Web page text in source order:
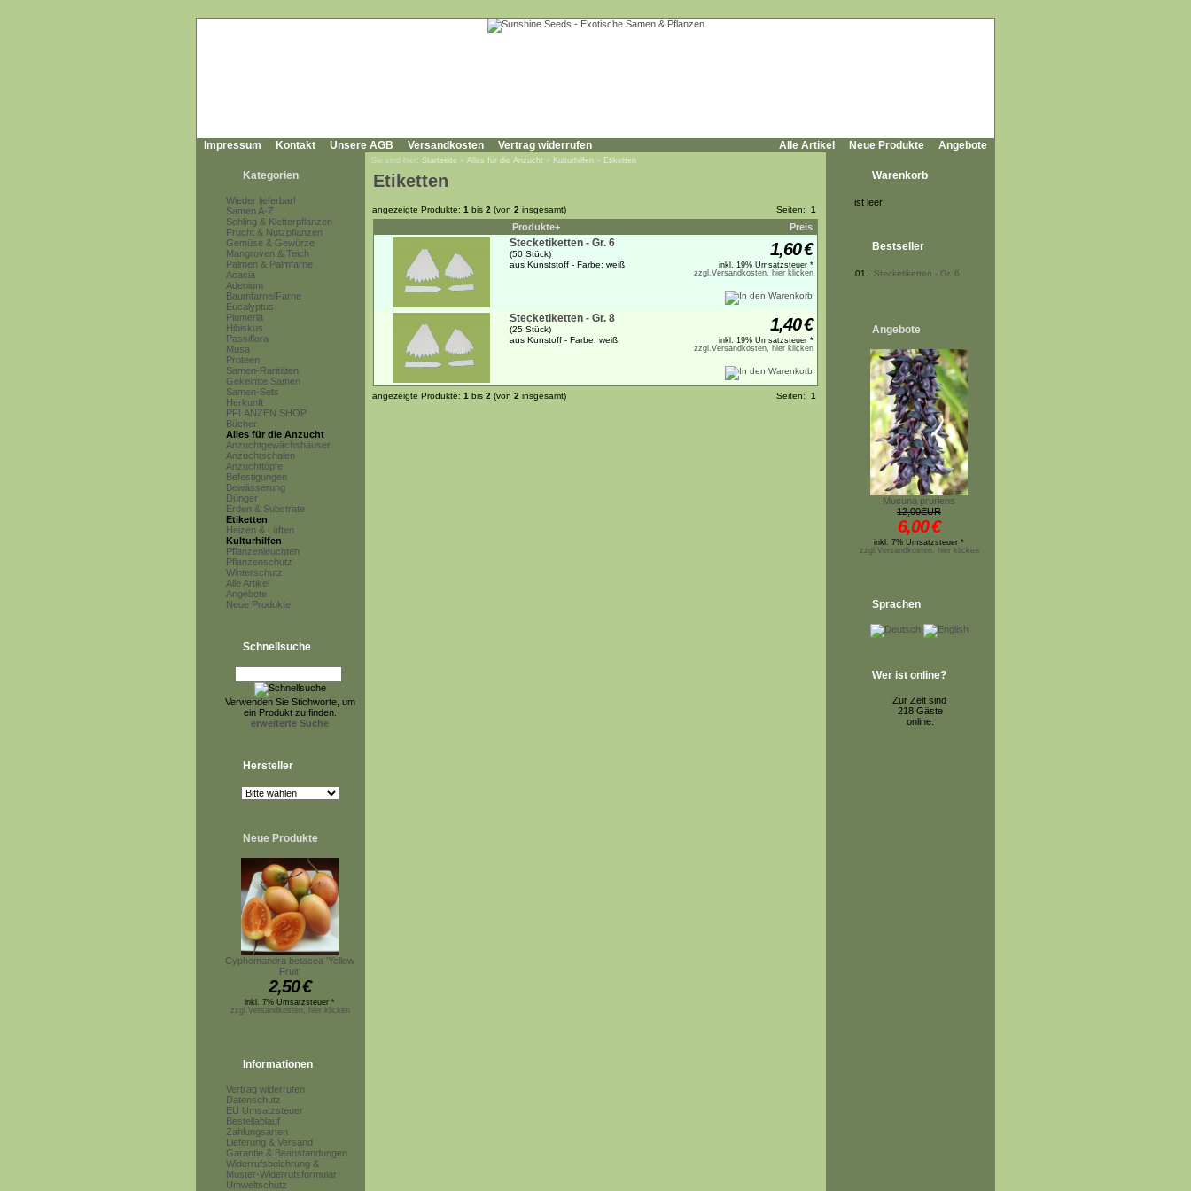
Impressum Kontakt Unsere AGB Versandkosten Vertrag widerrufen Alle Artikel Neue Produkte Angebote
Kategorien
Wieder lieferbar!
Samen A-Z
Schling & Kletterpflanzen
Frucht & Nutzpflanzen
Gemüse & Gewürze
Mangroven & Teich
Palmen & Palmfarne
Acacia
Adenium
Baumfarne/Farne
Eucalyptus
Plumeria
Hibiskus
Passiflora
Musa
Proteen
Samen-Raritäten
Gekeimte Samen
Samen-Sets
Herkunft
PFLANZEN SHOP
Bücher
Alles für die Anzucht
Anzuchtgewächshäuser
Anzuchtschalen
Anzuchttöpfe
Befestigungen
Bewässerung
Dünger
Erden & Substrate
Etiketten
Heizen & Lüften
Kulturhilfen
Pflanzenleuchten
Pflanzenschutz
Winterschutz
Alle Artikel
Angebote
Neue Produkte
Schnellsuche
Verwenden Sie Stichworte, um
ein Produkt zu finden.
erweiterte Suche
Hersteller
Neue Produkte
Cyphomandra betacea 'Yellow
Fruit'
2,50€
inkl. 7% Umsatzsteuer *
zzgl.Versandkosten, hier klicken
Informationen
Vertrag widerrufen
Datenschutz
EU Umsatzsteuer
Bestellablauf
Zahlungsarten
Lieferung & Versand
Garantie & Beanstandungen
Widerrufsbelehrung &
Muster-Widerrufsformular
Umweltschutz
Sie sind hier: Startseite » Alles für die Anzucht » Kulturhilfen » Etiketten
Etiketten
angezeigte Produkte: 1 bis 2 (von 2 insgesamt) Seiten: 1
Produkte+ Preis
Stecketiketten - Gr. 6
(50 Stück)
aus Kunststoff - Farbe: weiß
1,60€
inkl. 19% Umsatzsteuer *
zzgl.Versandkosten, hier klicken
Stecketiketten - Gr. 8
(25 Stück)
aus Kunstoff - Farbe: weiß
1,40€
inkl. 19% Umsatzsteuer *
zzgl.Versandkosten, hier klicken
angezeigte Produkte: 1 bis 2 (von 2 insgesamt) Seiten: 1
Warenkorb
ist leer!
Bestseller
01. Stecketiketten - Gr. 6
Angebote
Mucuna pruriens
12,00EUR
6,00€
inkl. 7% Umsatzsteuer *
zzgl.Versandkosten, hier klicken
Sprachen
Wer ist online?
Zur Zeit sind
218 Gäste
online.